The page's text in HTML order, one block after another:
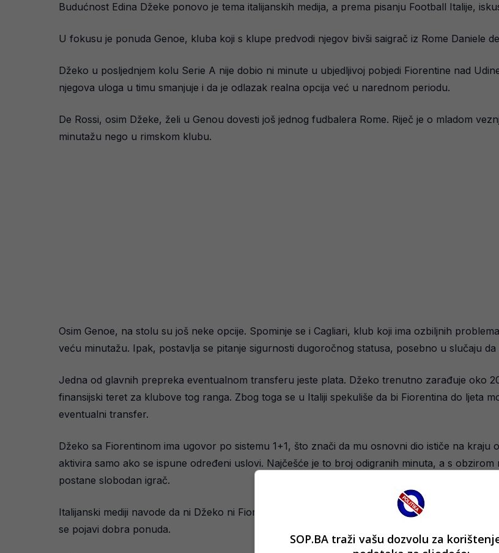
Budućnost Edina Džeke ponovo je tema italijanskih medija, a prema pisanju Football Italije,
U fokusu je ponuda Genoe, kluba koji s klupe predvodi njegov bivši saigrač iz Rome Daniele
Džeko u posljednjem kolu Serie A nije dobio ni minute u ubjedljivoj pobjedi Fiorentine nad
njegova uloga u timu smanjuje i da je odlazak realna opcija već u narednom periodu.
De Rossi, osim Džeke, želi u Genou dovesti još jednog fudbalera Rome. Riječ je o mladom
minutažu nego u rimskom klubu.
Osim Genoe, na stolu su još neke opcije. Spominje se i Cagliari, klub koji ima ozbiljnih
veću minutažu. Ipak, postavlja se pitanje sigurnosti dugoročnog statusa, posebno u slučaju
Jedna od glavnih prepreka eventualnom transferu jeste plata. Džeko trenutno zarađuje oko
finansijski teret za klubove tog ranga. Zbog toga se u Italiji spekuliše da bi Fiorentina do ljeta
eventualni transfer.
Džeko sa Fiorentinom ima ugovor po sistemu 1+1, što znači da mu osnovni dio ističe na kraju
aktivira samo ako se ispune određeni uslovi. Najčešće je to broj odigranih minuta, a s
postane slobodan igrač.
Italijanski mediji navode da ni Džeko ni Fiorentina nisu zatvoreni za bilo koju opciju. Napadač
se pojavi dobra ponuda.
SOP.BA traži vašu dozvolu za